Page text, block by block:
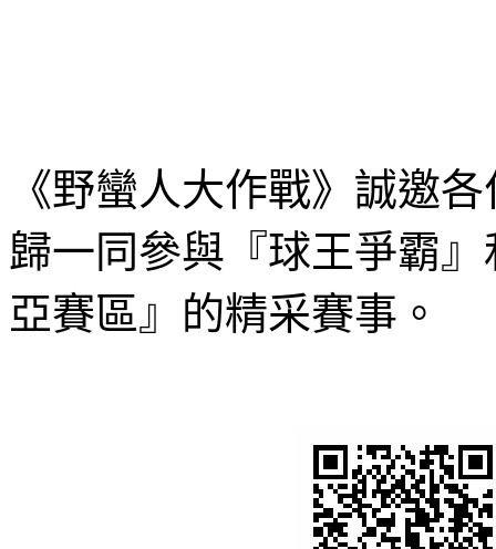
《野蠻人大作戰》誠邀
歸一同參與『球王爭霸
亞賽區』的精采賽事。